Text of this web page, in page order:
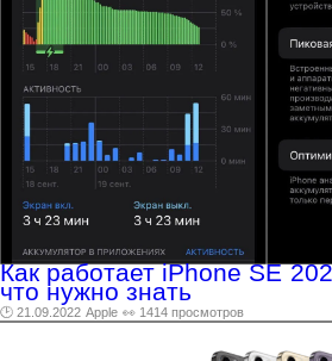
Как работает iPhone SE
что нужно знать
🕑 21.09.2022 Apple 👀 1414 просмотров